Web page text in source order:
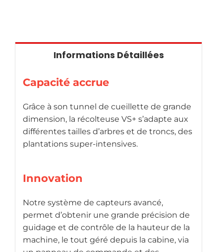
Informations Détaillées
Capacité accrue
Grâce à son tunnel de cueillette de grande
dimension, la récolteuse VS+ s’adapte aux
différentes tailles d’arbres et de troncs, des
plantations super-intensives.
Innovation
Notre système de capteurs avancé,
permet d’obtenir une grande précision de
guidage et de contrôle de la hauteur de la
machine, le tout géré depuis la cabine, via